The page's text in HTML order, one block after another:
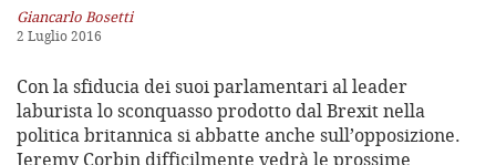
Giancarlo Bosetti
2 Luglio 2016
Con la sfiducia dei suoi parlamentari al leader
laburista lo sconquasso prodotto dal Brexit nella
politica britannica si abbatte anche sull’opposizione.
Jeremy Corbin difficilmente vedrà le prossime